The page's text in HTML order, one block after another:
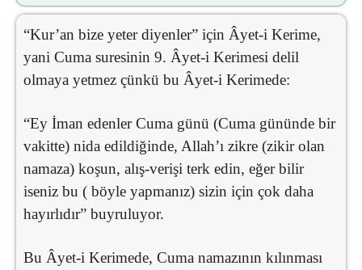
“Kur’an bize yeter diyenler” için Âyet-i Kerime,
yani Cuma suresinin 9. Âyet-i Kerimesi delil
olmaya yetmez çünkü bu Âyet-i Kerimede:
“Ey İman edenler Cuma günü (Cuma gününde bir
vakitte) nida edildiğinde, Allah’ı zikre (zikir olan
namaza) koşun, alış-verişi terk edin, eğer bilir
iseniz bu ( böyle yapmanız) sizin için çok daha
hayırlıdır” buyruluyor.
Bu Âyet-i Kerimede, Cuma namazının kılınması